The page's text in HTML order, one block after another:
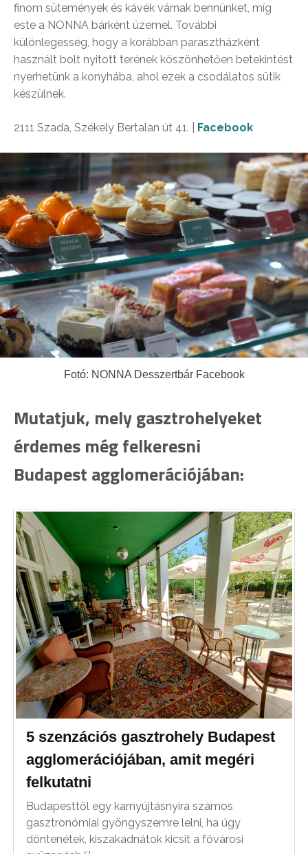
finom sütemények és kávék várnak bennünket, míg
este a NONNA bárként üzemel. További
különlegesség, hogy a korábban parasztházként
használt bolt nyitott terének köszönhetően betekintést
nyerhetünk a konyhába, ahol ezek a csodálatos sütik
készülnek.
2111 Szada, Székely Bertalan út 41. | Facebook
Fotó: NONNA Desszertbár Facebook
Mutatjuk, mely gasztrohelyeket
érdemes még felkeresni
Budapest agglomerációjában:
5 szenzációs gasztrohely Budapest
agglomerációjában, amit megéri
felkutatni
Budapesttől egy karnyújtásnyira számos
gasztronómiai gyöngyszemre lelni, ha úgy
döntenétek, kiszakadnátok kicsit a fővárosi